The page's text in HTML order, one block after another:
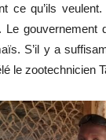
ce qu’ils
Le gouvernement
S’il y a
le zootechnicien